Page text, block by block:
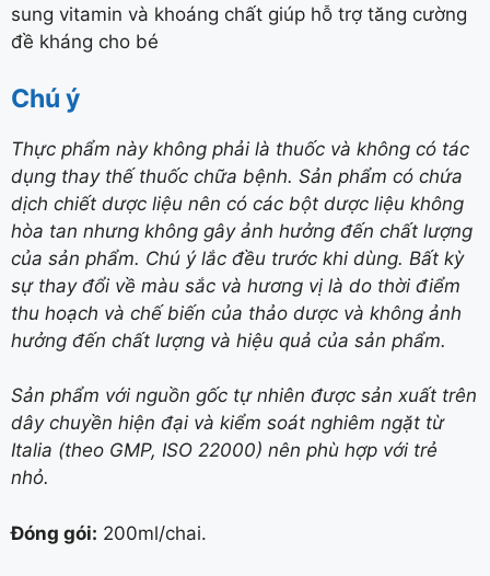
sung vitamin và khoáng chất giúp hỗ trợ tăng cường
đề kháng cho bé
Chú ý
Thực phẩm này không phải là thuốc và không có tác
dụng thay thế thuốc chữa bệnh. Sản phẩm có chứa
dịch chiết dược liệu nên có các bột dược liệu không
hòa tan nhưng không gây ảnh hưởng đến chất lượng
của sản phẩm. Chú ý lắc đều trước khi dùng. Bất kỳ
sự thay đổi về màu sắc và hương vị là do thời điểm
thu hoạch và chế biến của thảo dược và không ảnh
hưởng đến chất lượng và hiệu quả của sản phẩm.
Sản phẩm với nguồn gốc tự nhiên được sản xuất trên
dây chuyền hiện đại và kiểm soát nghiêm ngặt từ
Italia (theo GMP, ISO 22000) nên phù hợp với trẻ
nhỏ.
Đóng gói: 200ml/chai.